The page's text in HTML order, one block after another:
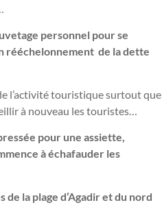
personnel pour se
rééchelonnement de la dette
l’activité touristique surtout que
à nouveau les touristes…
pour une assiette,
à échafauder les
la plage d’Agadir et du nord